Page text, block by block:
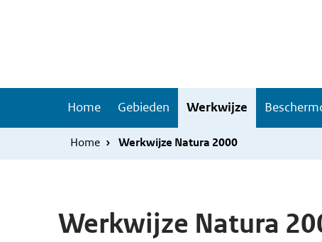
Hoofdnavigatie
Home Gebieden Werkwijze
Home Werkwijze Natura 2000
Werkwijze Natura